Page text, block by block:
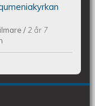
231209
/ 2 år 7